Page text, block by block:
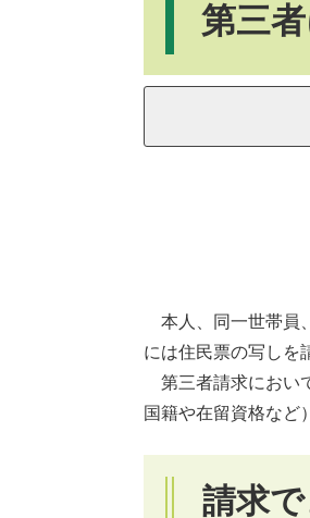
第三
本人、同一世帯員
には住民票の写しを
第三者請求におい
国籍や在留資格など
請求